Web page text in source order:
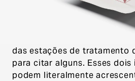
que estão bem fora do
de imóveis para validar ou
das estações de tratamento
para citar alguns. Esses dois
podem literalmente